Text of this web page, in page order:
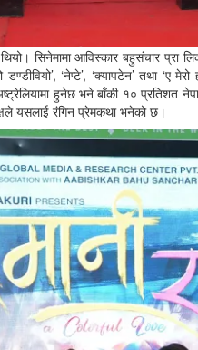
सिनेमामा आविस्कार बहुसंचार प्रा
‘नेप्टे’, ‘क्यापटेन’ तथा ‘ए
हुनेछ भने बाँकी १० प्रतिशत
यसलाई रंगिन प्रेमकथा भनेको छ।